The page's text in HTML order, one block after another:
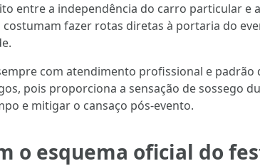
entre a independência do carro particular e
fazer rotas diretas à portaria do
com atendimento profissional e padrão
pois proporciona a sensação de sossego
e mitigar o cansaço pós-evento.
o esquema oficial do